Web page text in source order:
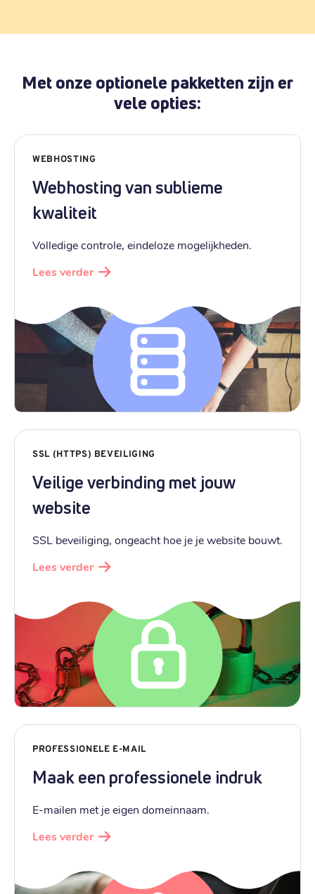
Met onze optionele pakketten zijn er
vele opties:
WEBHOSTING
Webhosting van sublieme
kwaliteit
Volledige controle, eindeloze mogelijkheden.
Lees verder
SSL (HTTPS) BEVEILIGING
Veilige verbinding met jouw
website
SSL beveiliging, ongeacht hoe je je website bouwt.
Lees verder
PROFESSIONELE E-MAIL
Maak een professionele indruk
E-mailen met je eigen domeinnaam.
Lees verder